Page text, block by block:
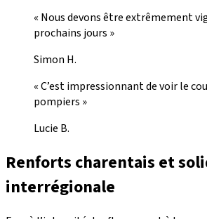
« Nous devons être extrêmement
prochains jours »
Simon H.
« C’est impressionnant de voir le
pompiers »
Lucie B.
Renforts charentais et
interrégionale